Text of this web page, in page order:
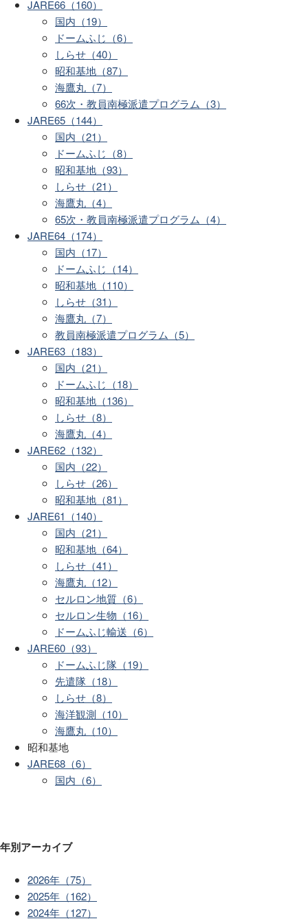
JARE66（160）
国内（19）
ドームふじ（6）
しらせ（40）
昭和基地（87）
海鷹丸（7）
66次・教員南極派遣プログラム（3）
JARE65（144）
国内（21）
ドームふじ（8）
昭和基地（93）
しらせ（21）
海鷹丸（4）
65次・教員南極派遣プログラム（4）
JARE64（174）
国内（17）
ドームふじ（14）
昭和基地（110）
しらせ（31）
海鷹丸（7）
教員南極派遣プログラム（5）
JARE63（183）
国内（21）
ドームふじ（18）
昭和基地（136）
しらせ（8）
海鷹丸（4）
JARE62（132）
国内（22）
しらせ（26）
昭和基地（81）
JARE61（140）
国内（21）
昭和基地（64）
しらせ（41）
海鷹丸（12）
セルロン地質（6）
セルロン生物（16）
ドームふじ輸送（6）
JARE60（93）
ドームふじ隊（19）
先遣隊（18）
しらせ（8）
海洋観測（10）
海鷹丸（10）
昭和基地
JARE68（6）
国内（6）
年別アーカイブ
2026年（75）
2025年（162）
2024年（127）